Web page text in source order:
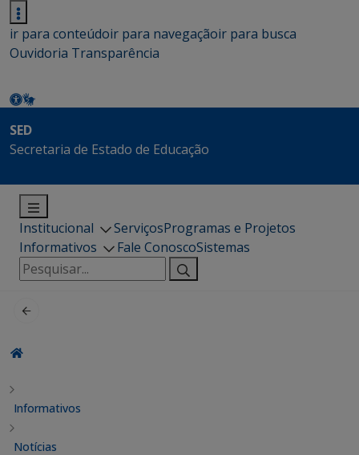
ir para conteúdoir para navegaçãoir para busca
Ouvidoria Transparência
SED
Secretaria de Estado de Educação
Institucional ServiçosProgramas e Projetos
Informativos
Fale ConoscoSistemas
Pesquisar
por:
Informativos
Notícias